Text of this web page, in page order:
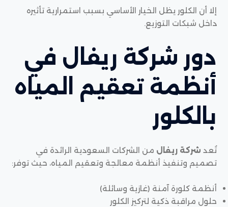
إلا أن الكلور يظل الخيار الأساسي بسبب استمرارية تأثيره
داخل شبكات التوزيع.
دور شركة ريفال في
أنظمة تعقيم المياه
بالكلور
تُعد شركة ريفال من الشركات السعودية الرائدة في
تصميم وتنفيذ أنظمة معالجة وتعقيم المياه، حيث توفر:
أنظمة كلورة آمنة (غازية وسائلة)
حلول مراقبة ذكية لتركيز الكلور